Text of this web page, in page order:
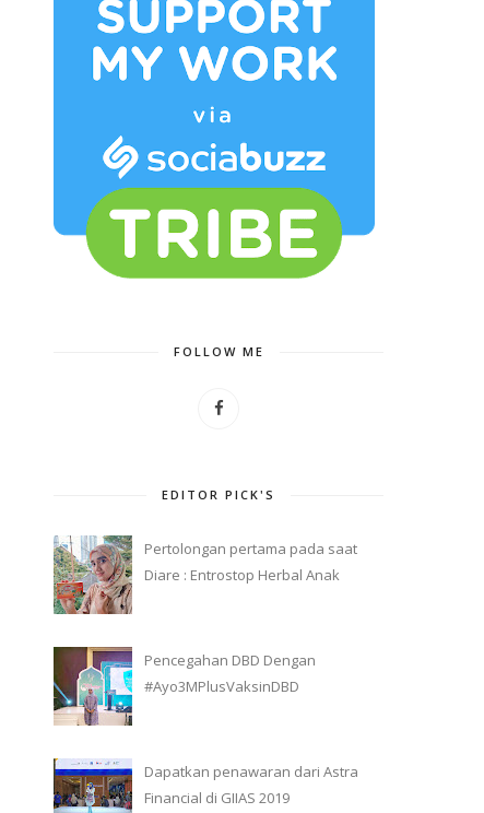
FOLLOW ME
EDITOR PICK'S
Pertolongan pertama pada saat
Diare : Entrostop Herbal Anak
Pencegahan DBD Dengan
#Ayo3MPlusVaksinDBD
Dapatkan penawaran dari Astra
Financial di GIIAS 2019